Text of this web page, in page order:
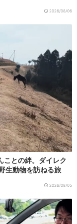
2026/08/06
ことの絆。ダイレク
生動物を訪ねる旅
2026/08/05